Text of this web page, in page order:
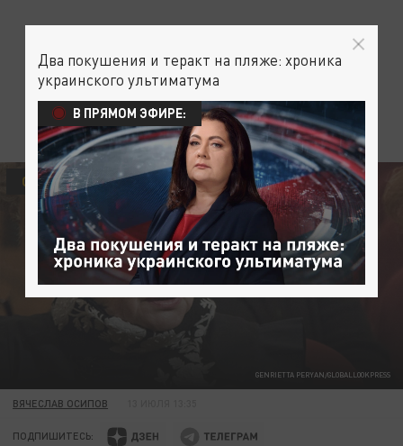
GENRIETTA PERYAN/GLOBALLOOKPRESS
ОБЩЕСТВО
ВЯЧЕСЛАВ ОСИПОВ
ПОДПИШИТЕСЬ:
Два покушения и теракт на пляже: хроника
украинского ультиматума
В ПРЯМОМ ЭФИРЕ: